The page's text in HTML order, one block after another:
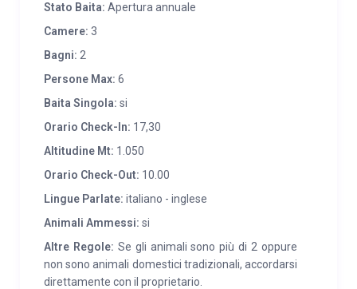
Stato Baita: Apertura annuale
Camere: 3
Bagni: 2
Persone Max: 6
Baita Singola: si
Orario Check-In: 17,30
Altitudine Mt: 1.050
Orario Check-Out: 10.00
Lingue Parlate: italiano - inglese
Animali Ammessi: si
Altre Regole: Se gli animali sono più di 2 oppure
non sono animali domestici tradizionali, accordarsi
direttamente con il proprietario.